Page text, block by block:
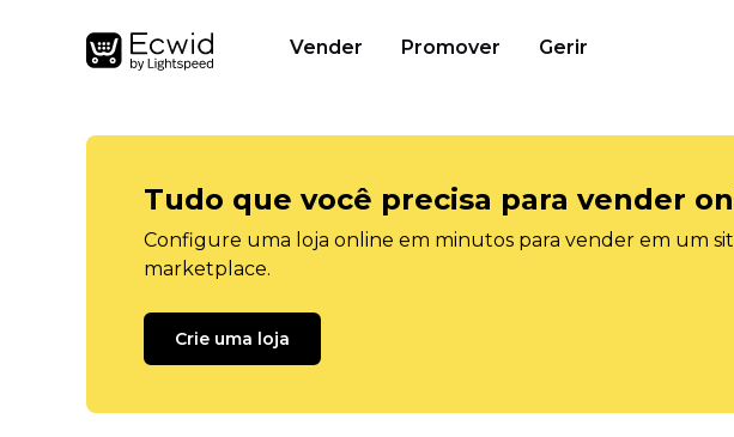
Vender Promover Gerir
Tudo que você precisa para vender
Configure uma loja online em minutos para vender em um
marketplace.
Crie uma loja